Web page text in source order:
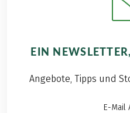
EIN
Angebote, Tipps und
E-Mail